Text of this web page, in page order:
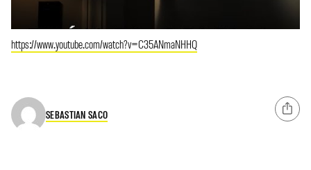
https://www.youtube.com/watch?v=C35ANmaNHHQ
SEBASTIAN SACO